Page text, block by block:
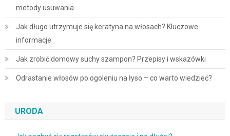
metody usuwania
Jak długo utrzymuje się keratyna na włosach? Kluczowe
informacje
Jak zrobić domowy suchy szampon? Przepisy i wskazówki
Odrastanie włosów po ogoleniu na łyso – co warto wiedzieć?
URODA